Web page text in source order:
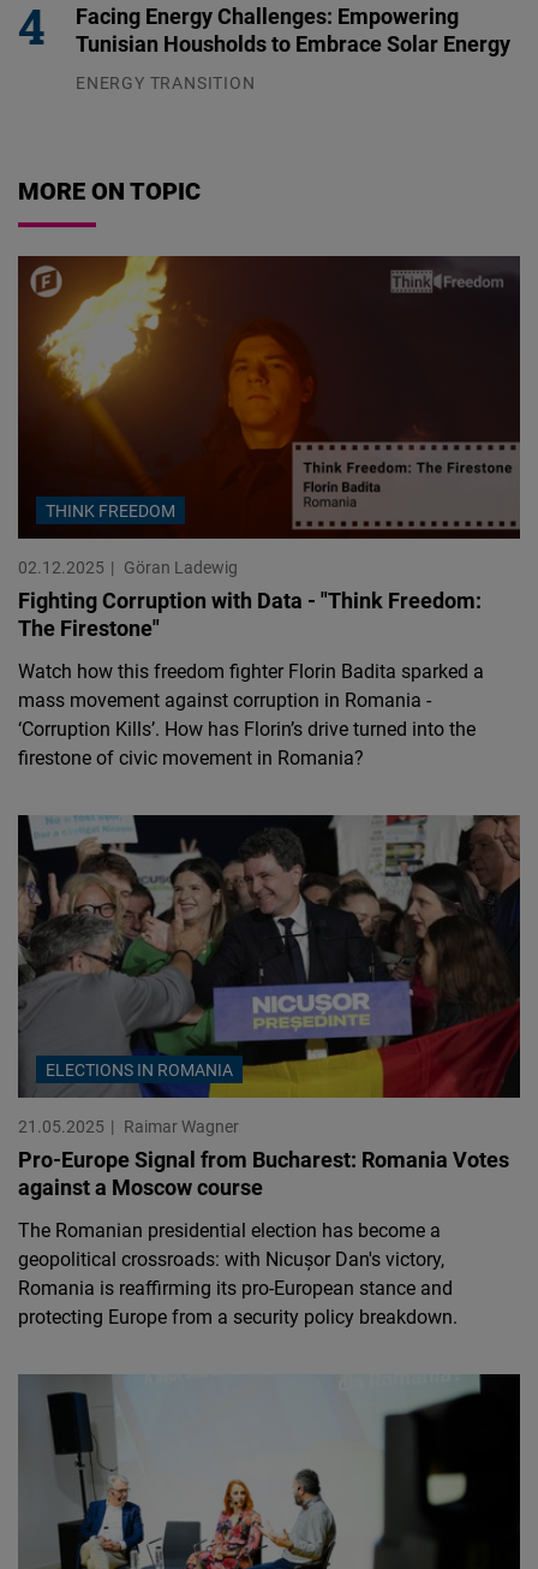
Facing Energy Challenges: Empowering
Tunisian Housholds to Embrace Solar Energy
ENERGY TRANSITION
MORE ON TOPIC
THINK FREEDOM
02.12.2025 Göran Ladewig
Fighting Corruption with Data - "Think Freedom:
The Firestone"
Watch how this freedom fighter Florin Badita sparked a
mass movement against corruption in Romania -
‘Corruption Kills’. How has Florin’s drive turned into the
firestone of civic movement in Romania?
ELECTIONS IN ROMANIA
21.05.2025 Raimar Wagner
Pro-Europe Signal from Bucharest: Romania Votes
against a Moscow course
The Romanian presidential election has become a
geopolitical crossroads: with Nicușor Dan's victory,
Romania is reaffirming its pro-European stance and
protecting Europe from a security policy breakdown.